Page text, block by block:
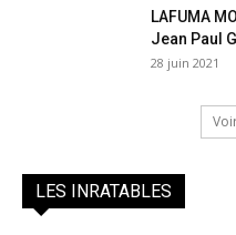
LAFUMA
Jean Paul
28 juin 2021
LES INRATABLES